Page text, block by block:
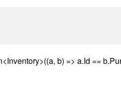
b) => a.Id ==